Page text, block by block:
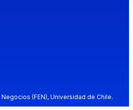
(FEN), Universidad de Chile.